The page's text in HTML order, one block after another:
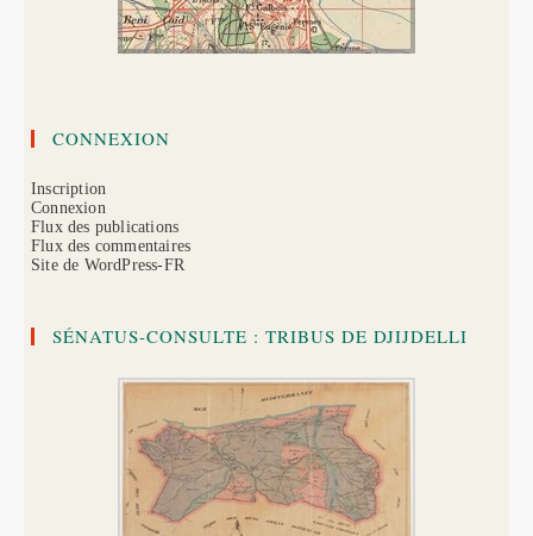
CONNEXION
Inscription
Connexion
Flux des publications
Flux des commentaires
Site de WordPress-FR
SÉNATUS-CONSULTE : TRIBUS DE DJIJDELLI